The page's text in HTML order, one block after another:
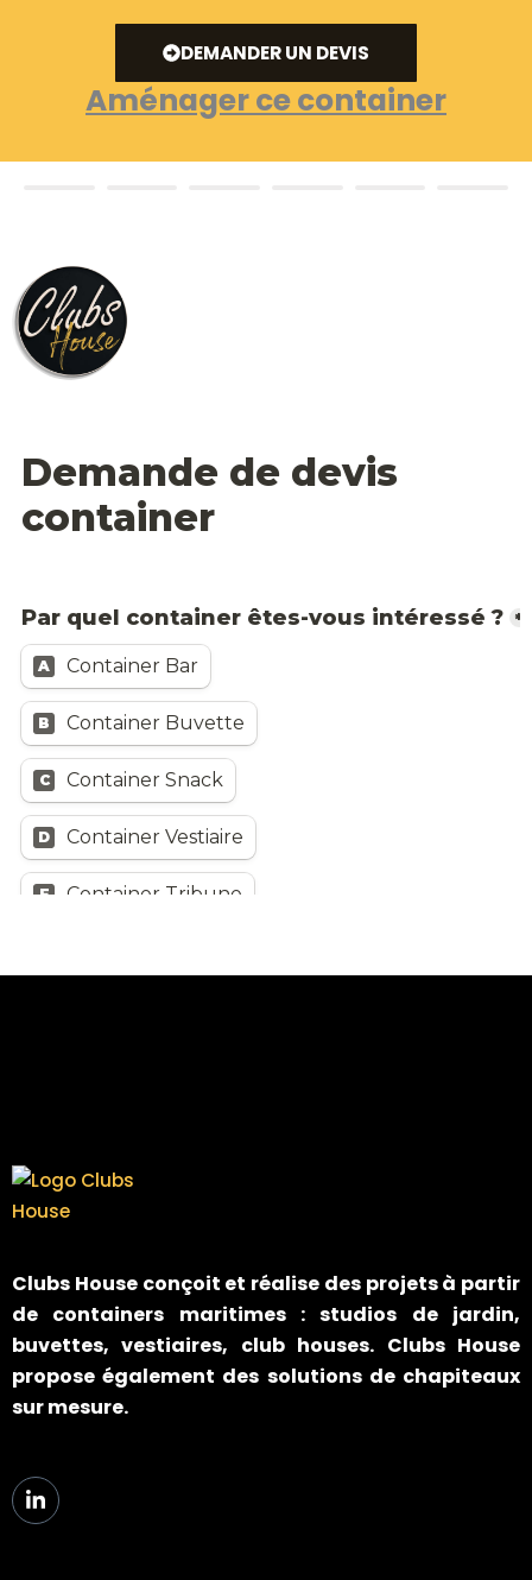
DEMANDER UN DEVIS
Aménager ce container
Clubs Houseconçoit et réalise des projets à partir
de containers maritimes : studios de jardin,
buvettes, vestiaires, club houses. Clubs House
propose également des solutions de chapiteaux
sur mesure.